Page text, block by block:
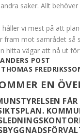
saker. Allt
håller vi mest på att
fram mot samrådet så
hitta vägar att nå ut
POST
EN